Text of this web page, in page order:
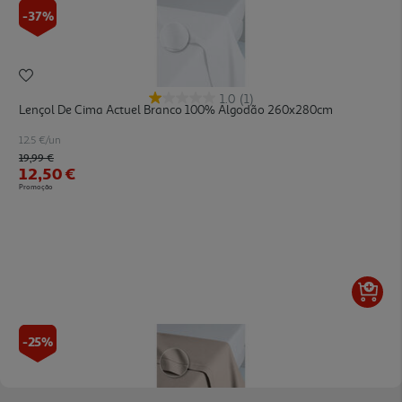
-37%
1.0 (1)
Lençol De Cima Actuel Branco 100% Algodão 260x280cm
12.5 €/un
Price reduced from
19,99 €to
12,50 €
Promoção
-25%